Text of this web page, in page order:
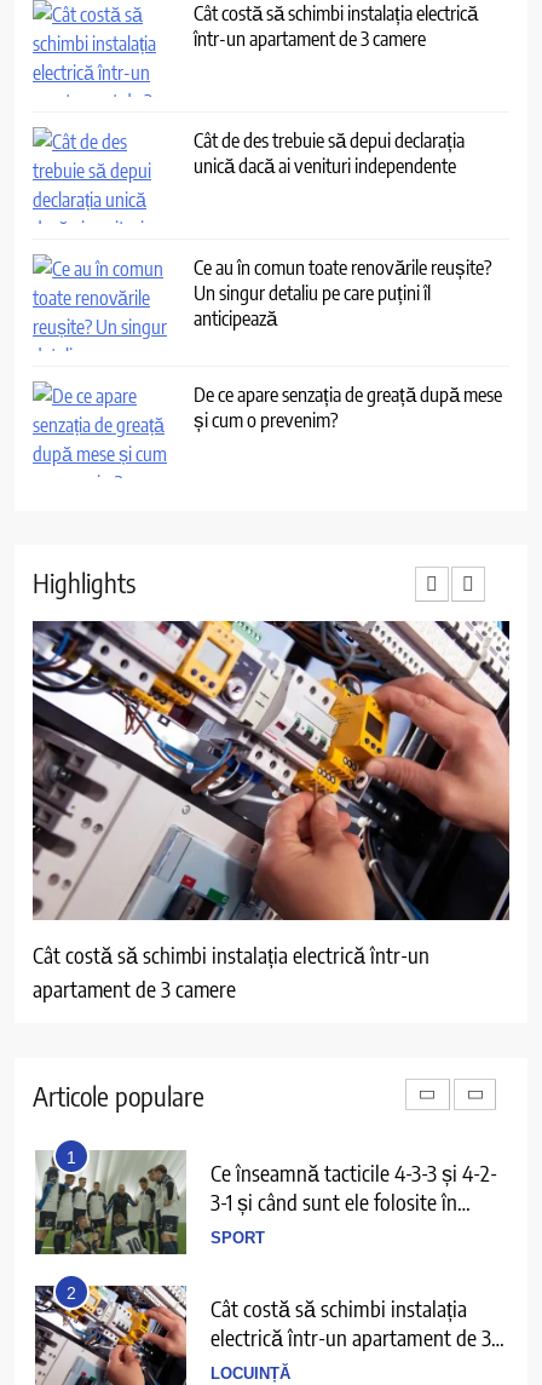
Cât costă să schimbi instalația electrică
într-un apartament de 3 camere
Cât de des trebuie să depui declarația
unică dacă ai venituri independente
Ce au în comun toate renovările reușite?
Un singur detaliu pe care puțini îl
anticipează
De ce apare senzația de greață după mese
și cum o prevenim?
Highlights
Cât costă să schimbi instalația electrică într-un
apartament de 3 camere
Articole populare
Cât de des trebuie să depui
declarația unică dacă ai venituri
independente
ECONOMIC
4
Ce au în comun toate renovările
reușite? Un singur detaliu pe care
puțini îl anticipează
ACTUALITATE
5
De ce apare senzația de greață
SĂNĂTATE
1
Ce înseamnă tacticile 4-3-3 și 4-2-
3-1 și când sunt ele folosite în
fotbal?
SPORT
2
Cât costă să schimbi instalația
electrică într-un apartament de 3
camere
LOCUINȚĂ